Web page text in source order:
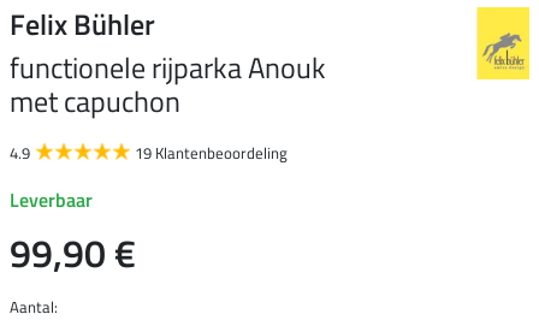
Felix Bühler
functionele rijparka Anouk
met capuchon
4.9 19 Klantenbeoordeling
Leverbaar
99,90 €
Aantal: